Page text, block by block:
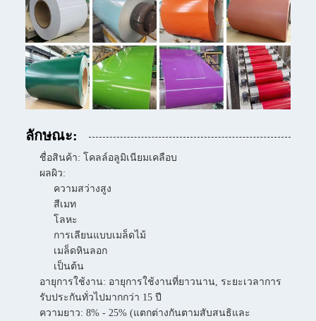
ลักษณะ:
ชื่อสินค้า: โคลล์อลูมิเนียมเคลือบ
ผลผิว:
ความสว่างสูง
สีเมท
โลหะ
การเลียนแบบเมล็ดไม้
เมล็ดหินลอก
เป็นต้น
อายุการใช้งาน: อายุการใช้งานที่ยาวนาน, ระยะเวลาการ
รับประกันทั่วไปมากกว่า 15 ปี
ความยาว: 8% - 25% (แตกต่างกันตามสับสนธิและ